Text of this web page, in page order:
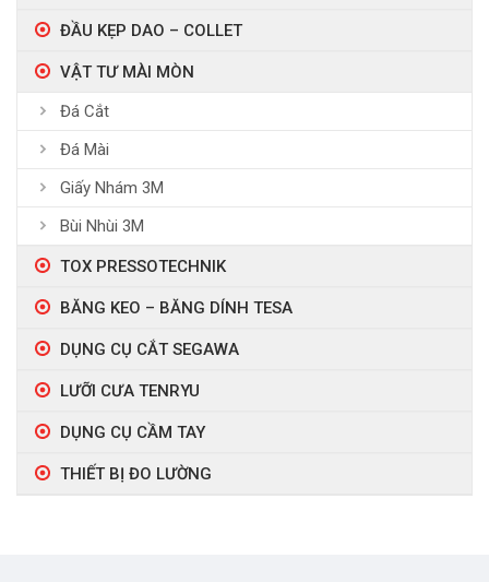
ĐẦU KẸP DAO – COLLET
VẬT TƯ MÀI MÒN
Đá Cắt
Đá Mài
Giấy Nhám 3M
Bùi Nhùi 3M
TOX PRESSOTECHNIK
BĂNG KEO – BĂNG DÍNH TESA
DỤNG CỤ CẮT SEGAWA
LƯỠI CƯA TENRYU
DỤNG CỤ CẦM TAY
THIẾT BỊ ĐO LƯỜNG